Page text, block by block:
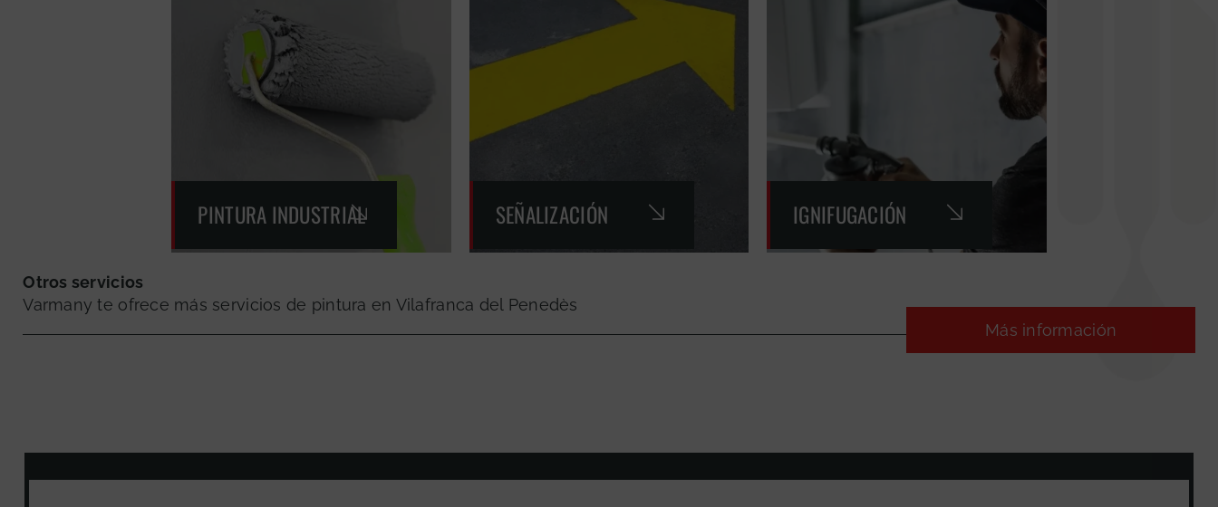
PINTURA INDUSTRIAL SEÑALIZACIÓN IGNIFUGACIÓN
Otros servicios
Varmany te ofrece más servicios de pintura en Vilafranca del Penedès
Más información